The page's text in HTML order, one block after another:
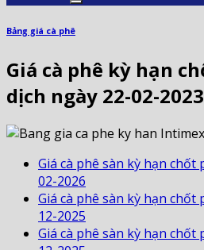
Bảng giá cà phê
Giá cà phê kỳ hạn
dịch ngày 22-02-2023
Giá cà phê sàn kỳ hạn chốt
02-2026
Giá cà phê sàn kỳ hạn chốt
12-2025
Giá cà phê sàn kỳ hạn chốt